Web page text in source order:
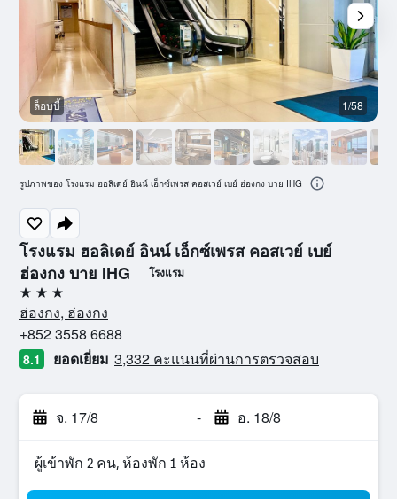
โรงแรม ฮอลิเดย์ อินน์ เอ็กซ์เพรส คอสเวย์ เบย์
ฮ่องกง บาย IHG
โรงแรม
3 ดาว
ฮ่องกง, ฮ่องกง
+852 3558 6688
8.1 ยอดเยี่ยม 3,332 คะแนนที่ผ่านการตรวจสอบ
จ. 17/8 - อ. 18/8
ผู้เข้าพัก 2 คน, ห้องพัก 1 ห้อง
ล็อบบี้ 1/58
รูปภาพของ โรงแรม ฮอลิเดย์ อินน์ เอ็กซ์เพรส คอสเวย์ เบย์ ฮ่องกง บาย IHG